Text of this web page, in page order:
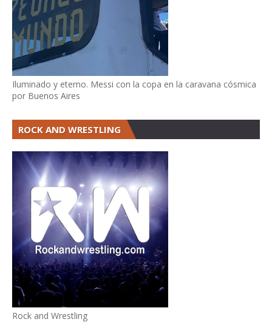
Iluminado y eterno. Messi con la copa en la caravana cósmica
por Buenos Aires
ROCK AND WRESTLING
Rock and Wrestling